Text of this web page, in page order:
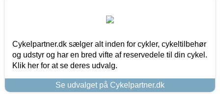
Cykelpartner.dk sælger alt inden for cykler, cykeltilbehør
og udstyr og har en bred vifte af reservedele til din cykel.
Klik her for at se deres udvalg.
Se udvalget på Cykelpartner.dk